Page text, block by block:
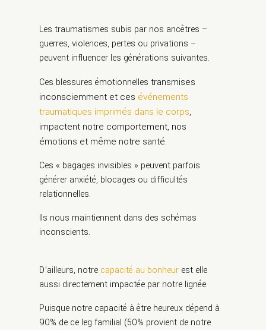
Les traumatismes subis par nos ancêtres –
guerres, violences, pertes ou privations –
peuvent influencer les générations suivantes.
Ces blessures émotionnellestransmises
inconsciemment et ces événements
traumatiques imprimés dans le corps,
impactent notre comportement, nos
émotions et même notre santé.
Ces « bagages invisibles » peuvent parfois
générer anxiété, blocages ou difficultés
relationnelles.
Ils nous maintiennent dans des schémas
inconscients.
D’ailleurs, notre capacité au bonheur est elle
aussi directement impactée par notre lignée.
Puisque notre capacité à être heureux dépend à
90% de ce leg familial (50% provient de notre